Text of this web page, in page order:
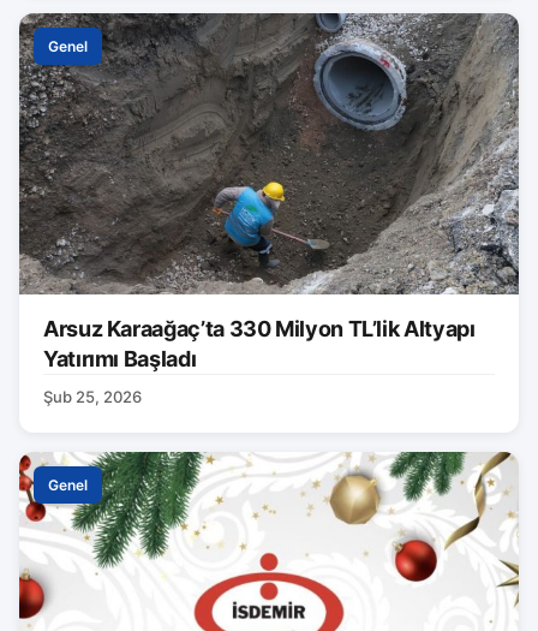
Genel
Arsuz Karaağaç’ta 330 Milyon TL’lik Altyapı
Yatırımı Başladı
Şub 25, 2026
Genel